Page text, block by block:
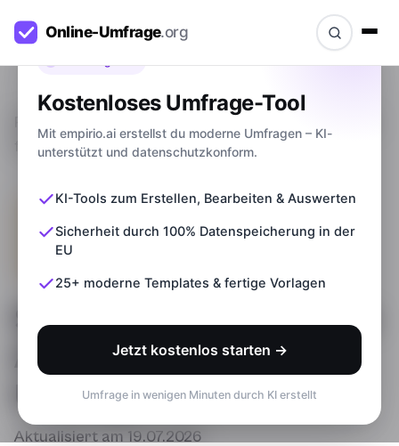
Kostenloses Umfrage-Tool
Mit empirio.ai erstellst du moderne Umfragen – KI-
unterstützt und datenschutzkonform.
KI-Tools zum Erstellen, Bearbeiten & Auswerten
Sicherheit durch 100% Datenspeicherung in der
EU
25+ moderne Templates & fertige Vorlagen
Jetzt kostenlos starten →
Umfrage in wenigen Minuten durch KI erstellt
für deine Umfrage
So findest du die richtige
Antwortskala für deine
Umfrage
Aktualisiert am 19.07.2026